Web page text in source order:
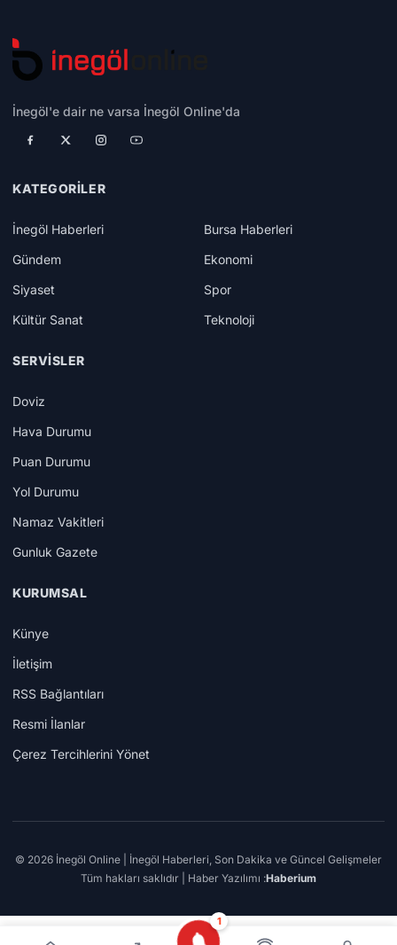
1
İnegöl'e dair ne varsa İnegöl Online'da
KATEGORILER
İnegöl Haberleri
Bursa Haberleri
Gündem
Ekonomi
Siyaset
Spor
Kültür Sanat
Teknoloji
SERVISLER
Doviz
Hava Durumu
Puan Durumu
Yol Durumu
Namaz Vakitleri
Gunluk Gazete
KURUMSAL
Künye
İletişim
RSS Bağlantıları
Resmi İlanlar
Çerez Tercihlerini Yönet
© 2026 İnegöl Online | İnegöl Haberleri, Son Dakika ve Güncel Gelişmeler
Tüm hakları saklıdır | Haber Yazılımı :Haberium